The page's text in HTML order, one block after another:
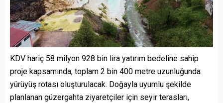
KDV hariç 58 milyon 928 bin lira yatırım bedeline sahip
proje kapsamında, toplam 2 bin 400 metre uzunluğunda
yürüyüş rotası oluşturulacak. Doğayla uyumlu şekilde
planlanan güzergahta ziyaretçiler için seyir terasları,